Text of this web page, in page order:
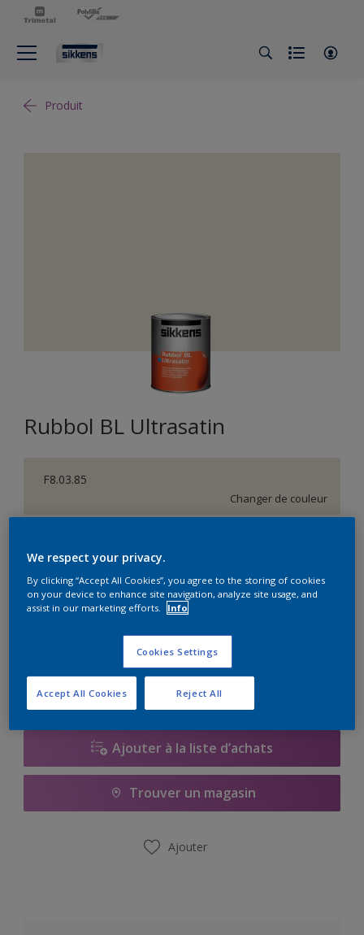
Produit
Rubbol BL Ultrasatin
F8.03.85
Changer de couleur
Quantité Calculateur de peinture
Ajouter à la liste d’achats
Trouver un magasin
Ajouter
We respect your privacy.
By clicking “Accept All Cookies”, you agree to the storing of cookies
on your device to enhance site navigation, analyze site usage, and
assist in our marketing efforts.
Info
Cookies Settings
Reject All
Accept All Cookies